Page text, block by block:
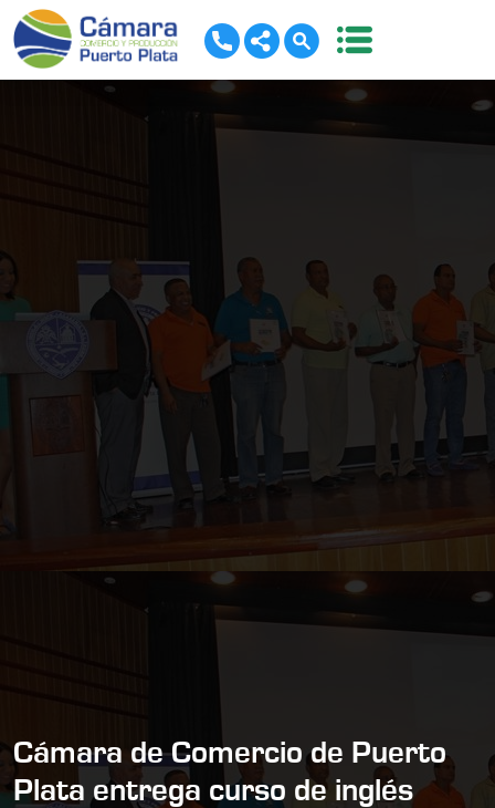
Cámara de Comercio de Puerto
Plata entrega curso de inglés